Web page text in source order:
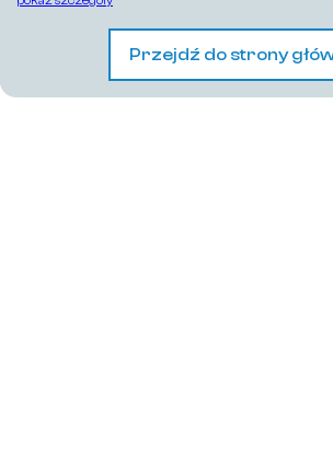
Przejdź do strony